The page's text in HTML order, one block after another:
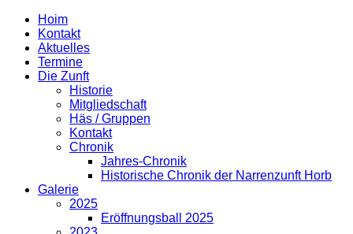
Hoim
Kontakt
Aktuelles
Termine
Die Zunft
Historie
Mitgliedschaft
Häs / Gruppen
Kontakt
Chronik
Jahres-Chronik
Historische Chronik der Narrenzunft Horb
Galerie
2025
Eröffnungsball 2025